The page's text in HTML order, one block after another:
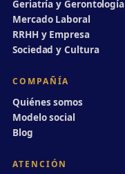
Geriatría y Gerontología
Mercado Laboral
RRHH y Empresa
Sociedad y Cultura
COMPAÑÍA
Quiénes somos
Modelo social
Blog
ATENCIÓN